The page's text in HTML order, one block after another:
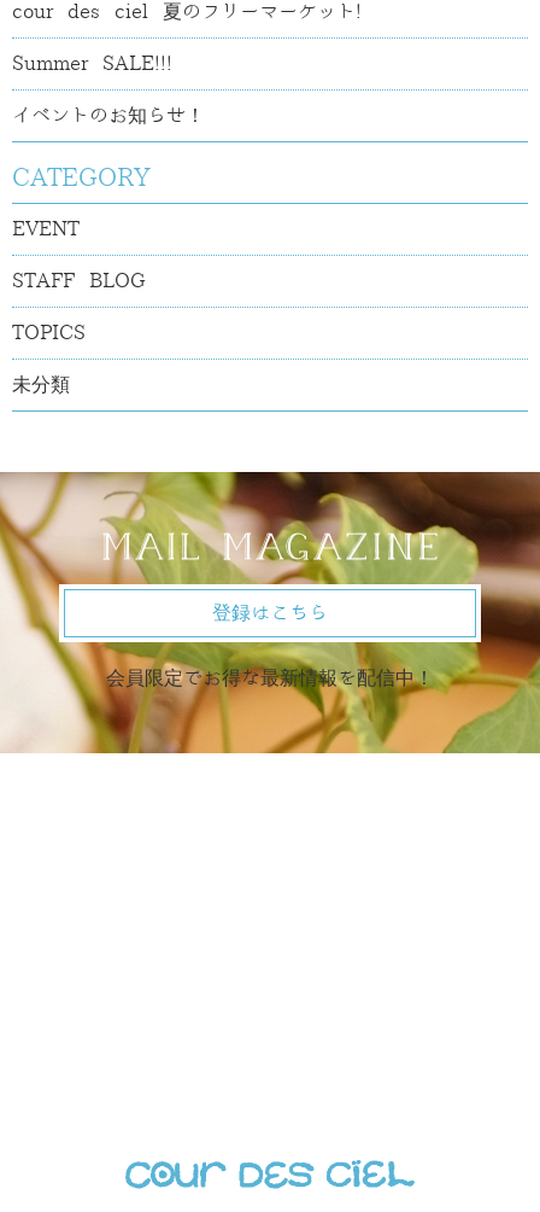
cour des ciel 夏のフリーマーケット!
Summer SALE!!!
イベントのお知らせ！
CATEGORY
EVENT
STAFF BLOG
TOPICS
未分類
登録はこちら
会員限定でお得な最新情報を配信中！